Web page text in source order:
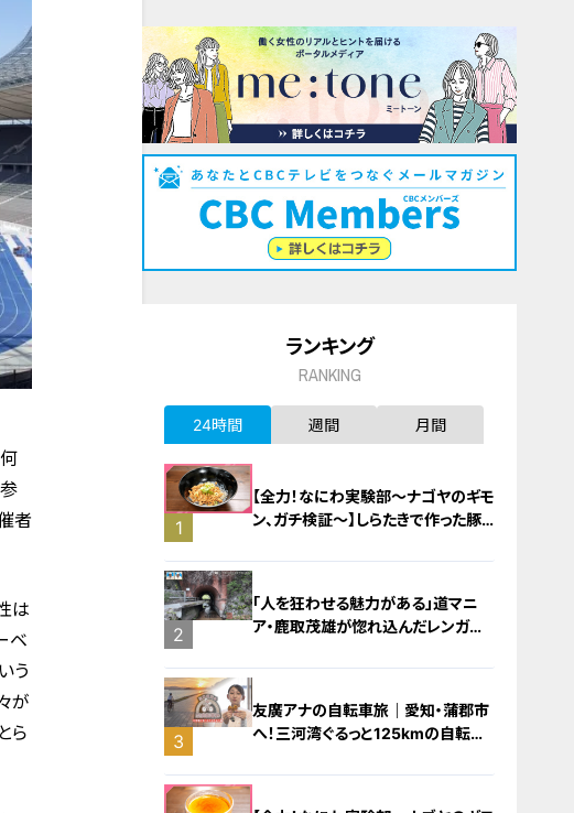
者
は
ベ
う
が
ら
ランキング
RANKING
24時間 週間 月間
1
【全力！なにわ実験部～ナゴヤのギモ
ン、ガチ検証～】しらたきで作った豚
2
「人を狂わせる魅力がある」道マニ
ア・鹿取茂雄が惚れ込んだレンガの
3
友廣アナの自転車旅｜愛知・蒲郡市
へ！三河湾ぐるっと125kmの自転車